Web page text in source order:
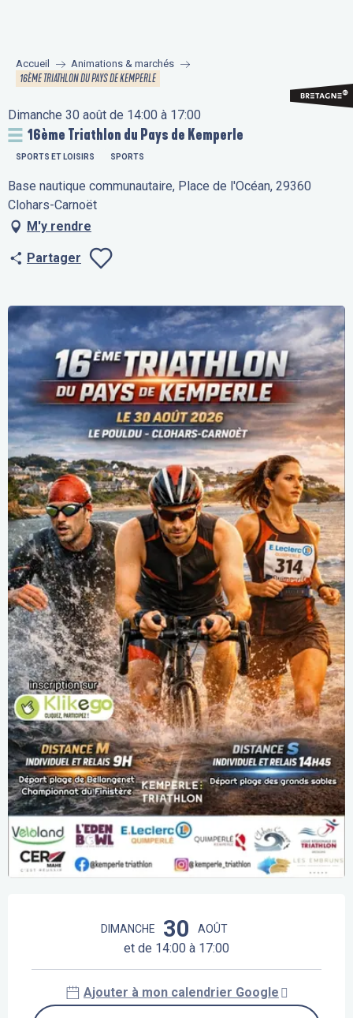
principal
Accueil Animations & marchés
16ÈME TRIATHLON DU PAYS DE KEMPERLE
Dimanche 30 août de 14:00 à 17:00
16ème Triathlon du Pays de Kemperle
SPORTS ET LOISIRS SPORTS
Base nautique communautaire, Place de l'Océan, 29360
Clohars-Carnoët
M'y rendre
Partager
DIMANCHE 30 AOÛT
et de 14:00 à 17:00
Ajouter à mon calendrier Google